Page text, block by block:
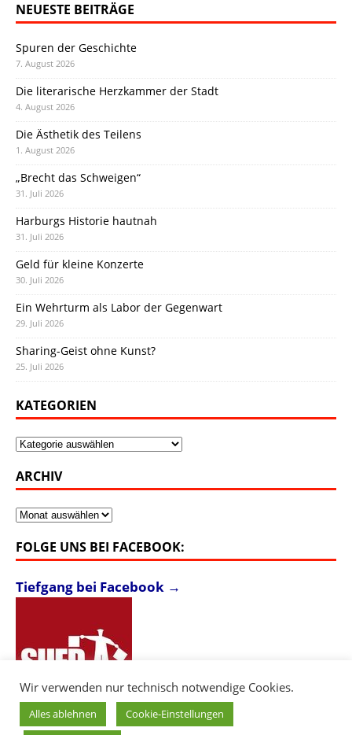
NEUESTE BEITRÄGE
Spuren der Geschichte
7. August 2026
Die literarische Herzkammer der Stadt
4. August 2026
Die Ästhetik des Teilens
1. August 2026
„Brecht das Schweigen“
31. Juli 2026
Harburgs Historie hautnah
31. Juli 2026
Geld für kleine Konzerte
30. Juli 2026
Ein Wehrturm als Labor der Gegenwart
29. Juli 2026
Sharing-Geist ohne Kunst?
25. Juli 2026
KATEGORIEN
Kategorien
ARCHIV
Archiv
FOLGE UNS BEI FACEBOOK:
Tiefgang bei Facebook →
Wir verwenden nur technisch notwendige Cookies.
Alles ablehnen Cookie-Einstellungen